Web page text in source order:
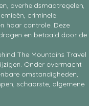
overheidsmaatregelen,
criminele
haar controle. Deze
en betaald door de
The Mountains Travel
Onder overmacht
omstandigheden,
schaarste, algemene